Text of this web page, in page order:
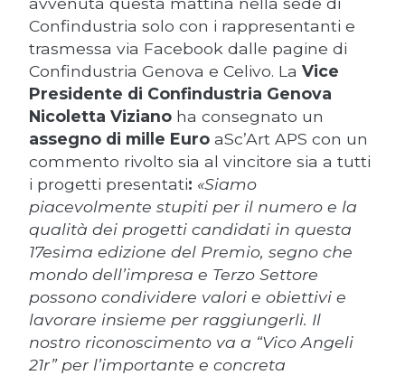
Confindustria solo con i rappresentanti e
trasmessa via Facebook dalle pagine di
Confindustria Genova e Celivo. La Vice
Presidente di Confindustria Genova
Nicoletta Viziano ha consegnato un
assegno di mille Euro aSc’Art APS con un
commento rivolto sia al vincitore sia a tutti
i progetti presentati: «Siamo
piacevolmente stupiti per il numero e la
qualità dei progetti candidati in questa
17esima edizione del Premio, segno che
mondo dell’impresa e Terzo Settore
possono condividere valori e obiettivi e
lavorare insieme per raggiungerli. Il
nostro riconoscimento va a “Vico Angeli
21r” per l’importante e concreta